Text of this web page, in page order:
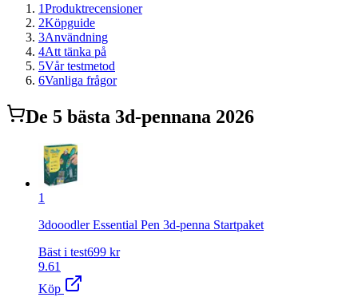
1Produktrecensioner
2Köpguide
3Användning
4Att tänka på
5Vår testmetod
6Vanliga frågor
De 5 bästa 3d-pennana 2026
1
3dooodler Essential Pen 3d-penna Startpaket
Bäst i test699 kr
9.61
Köp